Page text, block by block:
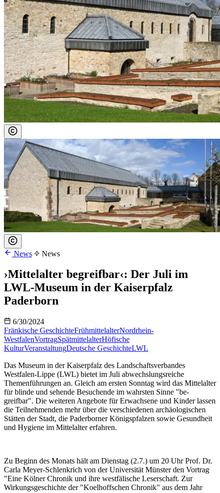
News News
›Mittelalter begreifbar‹: Der Juli im
LWL-Museum in der Kaiserpfalz
Paderborn
6/30/2024
Fränkische GeschichteFrühmittelalterNordrhein-
WestfalenVortragSpätmittelalterHöfische
KulturVeranstaltungDeutsche GeschichteLWL
Das Museum in der Kaiserpfalz des Landschaftsverbandes
Westfalen-Lippe (LWL) bietet im Juli abwechslungsreiche
Themenführungen an. Gleich am ersten Sonntag wird das Mittelalter
für blinde und sehende Besuchende im wahrsten Sinne "be-
greifbar". Die weiteren Angebote für Erwachsene und Kinder lassen
die Teilnehmenden mehr über die verschiedenen archäologischen
Stätten der Stadt, die Paderborner Königspfalzen sowie Gesundheit
und Hygiene im Mittelalter erfahren.
Zu Beginn des Monats hält am Dienstag (2.7.) um 20 Uhr Prof. Dr.
Carla Meyer-Schlenkrich von der Universität Münster den Vortrag
"Eine Kölner Chronik und ihre westfälische Leserschaft. Zur
Wirkungsgeschichte der "Koelhoffschen Chronik" aus dem Jahr